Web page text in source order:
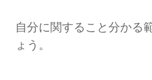
自分に関すること分かる
ょう。